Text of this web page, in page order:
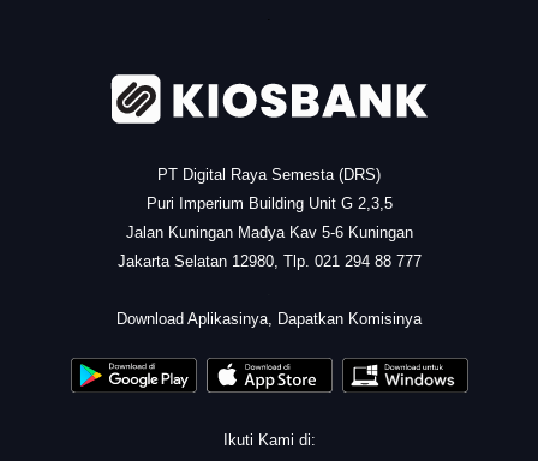
PT Digital Raya Semesta (DRS)
Puri Imperium Building Unit G 2,3,5
Jalan Kuningan Madya Kav 5-6 Kuningan
Jakarta Selatan 12980, Tlp. 021 294 88 777
Download Aplikasinya, Dapatkan Komisinya
Ikuti Kami di: